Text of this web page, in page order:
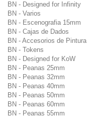
BN - Designed for Infinity
BN - Varios
BN - Escenografia 15mm
BN - Cajas de Dados
BN - Accesorios de Pintura
BN - Tokens
BN - Designed for KoW
BN - Peanas 25mm
BN - Peanas 32mm
BN - Peanas 40mm
BN - Peanas 50mm
BN - Peanas 60mm
BN - Peanas 55mm